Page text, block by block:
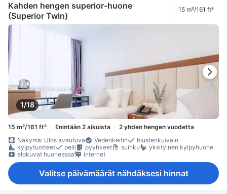
Kahden hengen superior-huone
(Superior Twin)
15 m²/161 ft²
1/18
15 m²/161 ft² Enintään 2 aikuista
2 yhden hengen vuodetta
Näkymä: Ulos avautuva
Vedenkeitin
hiustenkuivain
kylpytuotteet
peili pyyhkeet suihku
yksityinen kylpyhuone
elokuvat huoneessa
internet
Valitse päivämäärät nähdäksesi hinnat